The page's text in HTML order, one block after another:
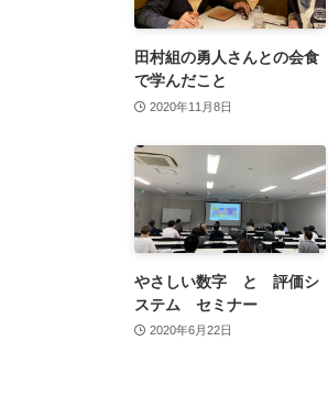
田村組の勇人さんとの会食
で学んだこと
2020年11月8日
やさしい数字 と 評価シ
ステム セミナー
2020年6月22日